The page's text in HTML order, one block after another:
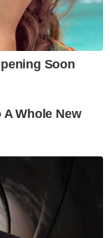
Soon
Whole New